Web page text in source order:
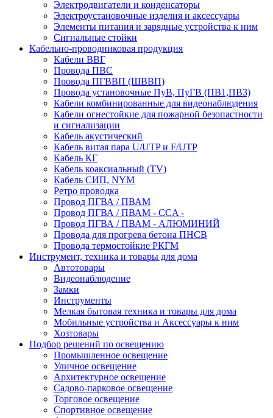
Электродвигатели и конденсаторы
Электроустановочные изделия и аксессуары
Элементы питания и зарядные устройства к ним
Сигнальные стойки
Кабельно-проводниковая продукция
Кабели ВВГ
Провода ПВС
Провода ПГВВП (ШВВП)
Провода установочные ПуВ, ПуГВ (ПВ1,ПВ3)
Кабели комбинированные для видеонаблюдения
Кабели огнестойкие для пожарной безопастности
и сигнализации
Кабель акустический
Кабель витая пара U/UTP и F/UTP
Кабель КГ
Кабель коаксиальный (TV)
Кабель СИП, NYM
Ретро проводка
Провод ПГВА / ПВАМ
Провод ПГВА / ПВАМ - CCA -
Провод ПГВА / ПВАМ - АЛЮМИНИЙ
Провода для прогрева бетона ПНСВ
Провода термостойкие РКГМ
Инструмент, техника и товары для дома
Автотовары
Видеонаблюдение
Замки
Инструменты
Мелкая бытовая техника и товары для дома
Мобильные устройства и Аксессуары к ним
Хозтовары
Подбор решений по освещению
Промышленное освещение
Уличное освещение
Архитектурное освещение
Садово-парковое освещение
Торговое освещение
Спортивное освещение